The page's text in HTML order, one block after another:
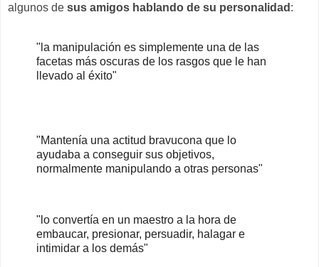
algunos de sus amigos hablando de su personalidad :
" la manipulación es simplemente una de las
facetas más oscuras de los rasgos que le han
llevado al éxito"
"Mantenía una actitud bravucona que lo
ayudaba a conseguir sus objetivos,
normalmente manipulando a otras personas"
" lo convertía en un maestro a la hora de
embaucar, presionar, persuadir, halagar e
intimidar a los demás"